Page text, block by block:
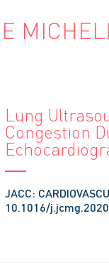
Lung
Congestion
JACC:
10.1016/